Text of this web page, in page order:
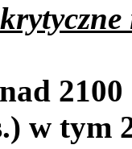
w tym